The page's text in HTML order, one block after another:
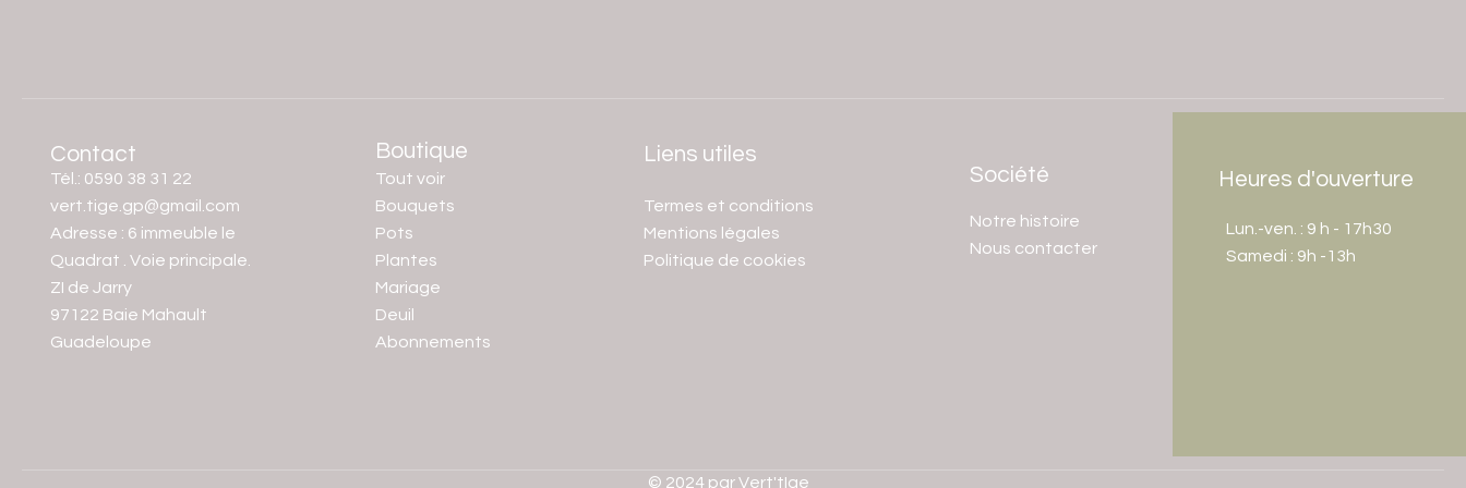
Contact
Tél.: 0590 38 31 22
vert.tige.gp@gmail.com
Adresse : 6 immeuble le
Quadrat . Voie principale.
ZI de Jarry
97122 Baie Mahault
Guadeloupe
Boutique
Tout voir
Bouquets
Pots
Plantes
Mariage
Deuil
Abonnements
Liens utiles
Termes et conditions
Mentions légales
Politique de cookies
Société
Notre histoire
Nous contacter
Heures d'ouverture
Lun.-ven. : 9 h - 17h30
​​Samedi : 9h -13h
© 2024 par Vert'tIge